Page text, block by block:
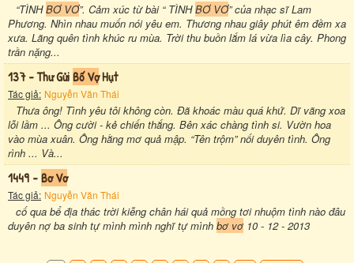
“TÌNHBƠ VƠ”. Cảm xúc từ bài “ TÌNHBƠ VƠ” của nhạc sĩ Lam
Phương. Nhìn nhau muốn nói yêu em. Thương nhau giây phút êm đềm xa
xưa. Lãng quên tình khúc ru mùa. Trời thu buồn lắm lá vừa lìa cây. Phong
trần nặng...
137 - Thư GửiBố VợHụt
Tác giả: Nguyễn Văn Thái
Thưa ông! Tình yêu tôi không còn. Đã khoác màu quá khứ. Dĩ vãng xoa
lỗi lầm ... Ông cười - kẻ chiến thắng. Bên xác chàng tình si. Vườn hoa
vào mùa xuân. Ông hằng mơ quả mập. “Tên trộm” nối duyên tình. Ông
rình ... Và...
1449 -Bơ Vơ
Tác giả: Nguyễn Văn Thái
cố qua bể địa thác trời kiễng chân hái quả mồng tơi nhuộm tình nào đâu
duyên nợ ba sinh tự mình mình nghĩ tự mình bơ vơ 10 - 12 - 2013